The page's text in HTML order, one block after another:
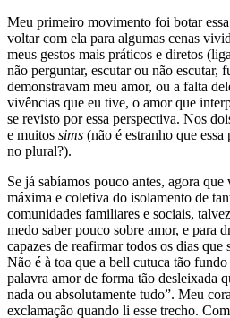
Meu primeiro movimento foi botar
voltar com ela para algumas cenas
meus gestos mais práticos e diretos
não perguntar, escutar ou não escutar,
demonstravam meu amor, ou a falta
vivências que eu tive, o amor que
se revisto por essa perspectiva. Nos
e muitos sims (não é estranho que
no plural?).
Se já sabíamos pouco antes, agora
máxima e coletiva do isolamento de
comunidades familiares e sociais,
medo saber pouco sobre amor, e para
capazes de reafirmar todos os dias
Não é à toa que a bell cutuca tão fundo
palavra amor de forma tão desleixada
nada ou absolutamente tudo”. Meu
exclamação quando li esse trecho.